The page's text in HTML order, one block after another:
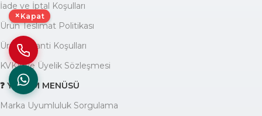
İade ve İptal Koşulları
Ürün Teslimat Politikası
Ürün Garanti Koşulları
KVKK ve Üyelik Sözleşmesi
❓ YARDIM MENÜSÜ
Marka Uyumluluk Sorgulama
× Kapat